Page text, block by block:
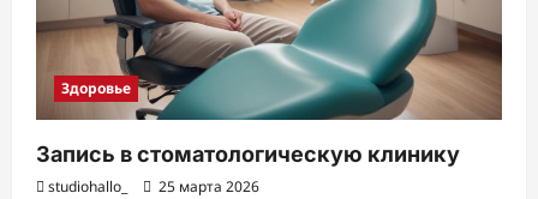
Здоровье
Запись в стоматологическую клинику
studiohallo_ 25 марта 2026